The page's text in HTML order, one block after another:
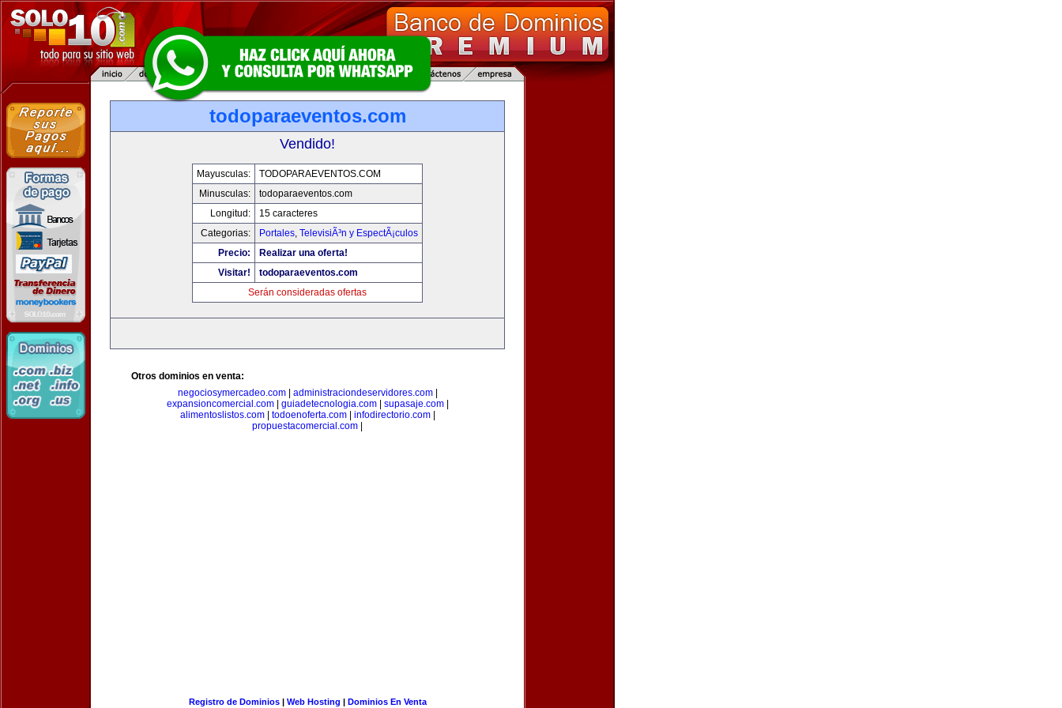
todoparaeventos.com
Vendido!
Mayusculas:
TODOPARAEVENTOS.COM
Minusculas:
todoparaeventos.com
Longitud:
15 caracteres
Categorias:
Portales, TelevisiÃ³n y EspectÃ¡culos
Precio:
Realizar una oferta!
Visitar!
todoparaeventos.com
Serán consideradas ofertas
Otros dominios en venta:
negociosymercadeo.com| administraciondeservidores.com|
expansioncomercial.com| guiadetecnologia.com| supasaje.com|
alimentoslistos.com| todoenoferta.com| infodirectorio.com|
propuestacomercial.com
Registro de Dominios| Web Hosting | Dominios En Venta